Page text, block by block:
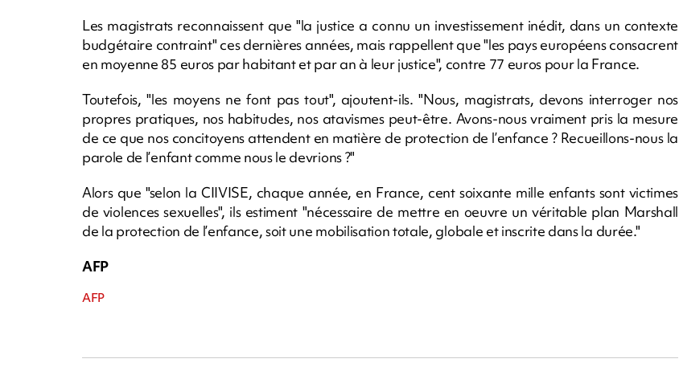
Les magistrats reconnaissent que "la justice a connu un investissement inédit, dans un contexte
budgétaire contraint" ces dernières années, mais rappellent que "les pays européens consacrent
en moyenne 85 euros par habitant et par an à leur justice", contre 77 euros pour la France.
Toutefois, "les moyens ne font pas tout", ajoutent-ils. "Nous, magistrats, devons interroger nos
propres pratiques, nos habitudes, nos atavismes peut-être. Avons-nous vraiment pris la mesure
de ce que nos concitoyens attendent en matière de protection de l’enfance ? Recueillons-nous la
parole de l’enfant comme nous le devrions ?"
Alors que "selon la CIIVISE, chaque année, en France, cent soixante mille enfants sont victimes
de violences sexuelles", ils estiment "nécessaire de mettre en oeuvre un véritable plan Marshall
de la protection de l’enfance, soit une mobilisation totale, globale et inscrite dans la durée."
AFP
AFP